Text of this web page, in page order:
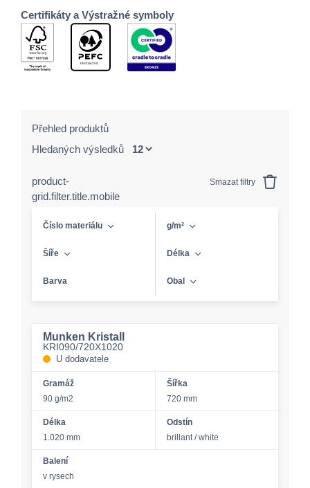
Certifikáty a Výstražné symboly
Přehled produktů
Hledaných výsledků
product-
grid.filter.title.mobile
Smazat filtry
Číslo materiálu g/m²
Šíře Délka
Barva Obal
Munken Kristall
KRI090/720X1020
U dodavatele
Gramáž
90 g/m2
Šířka
720 mm
Délka
1.020 mm
Odstín
brillant / white
Balení
v rysech